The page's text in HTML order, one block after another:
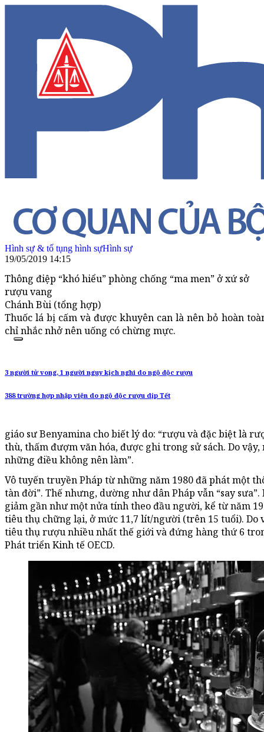
Hình sự & tố tụng hình sựHình sự
19/05/2019 14:15
Thông điệp “khó hiểu” phòng chống “ma men” ở xứ sở
rượu vang
Chánh Bùi (tổng hợp)
Thuốc lá bị cấm và được khuyên can là nên bỏ hoàn
chỉ nhắc nhở nên uống có chừng mực.
3 người tử vong, 1 người nguy kịch nghi do ngộ độc rượu
388 trường hợp nhập viện do ngộ độc rượu dịp Tết
giáo sư Benyamina cho biết lý do: “rượu và đặc biệt là
thù, thấm đượm văn hóa, được ghi trong sử sách. Do
những điều không nên làm”.
Vô tuyến truyền Pháp từ những năm 1980 đã phát một
tàn đời”. Thế nhưng, dường như dân Pháp vẫn “say
giảm gần như một nửa tính theo đầu người, kể từ năm
tiêu thụ chững lại, ở mức 11,7 lít/người (trên 15 tuổi). Do
tiêu thụ rượu nhiều nhất thế giới và đứng hàng thứ 6
Phát triển Kinh tế OECD.